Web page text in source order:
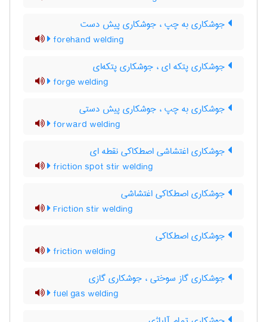
جوشکاری به چپ ، جوشکاری پیش دست
forehand welding
جوشکاری پتکه ای ، جوشکاری پتکه‌ای
forge welding
جوشکاری به چپ ، جوشکاری پیش دستی
forward welding
جوشکاری اغتشاشی اصطکاکی نقطه ای
friction spot stir welding
جوشکاری اصطکاکی اغتشاشی
Friction stir welding
جوشکاری اصطکاکی
friction welding
جوشکاری گاز سوختی ، جوشکاری گازی
fuel gas welding